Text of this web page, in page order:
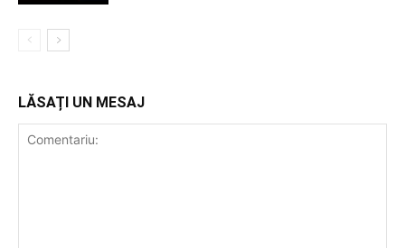
LĂSAȚI UN MESAJ